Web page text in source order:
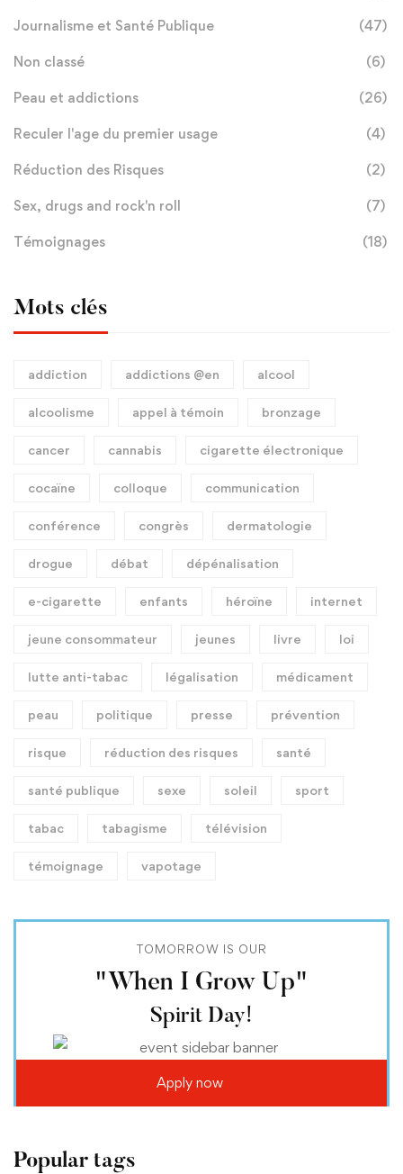
Journalisme et Santé Publique (47)
Non classé (6)
Peau et addictions (26)
Reculer l'age du premier usage (4)
Réduction des Risques (2)
Sex, drugs and rock'n roll (7)
Témoignages (18)
Mots clés
addiction addictions @en alcool
alcoolisme appel à témoin bronzage
cancer cannabis cigarette électronique
cocaïne colloque communication
conférence congrès dermatologie
drogue débat dépénalisation
e-cigarette enfants héroïne internet
jeune consommateur jeunes livre loi
lutte anti-tabac légalisation médicament
peau politique presse prévention
risque réduction des risques santé
santé publique sexe soleil sport
tabac tabagisme télévision
témoignage vapotage
TOMORROW IS OUR
"When I Grow Up"
Spirit Day!
Apply now
Popular tags